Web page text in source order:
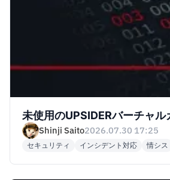
未使用のUPSIDERバーチャ
Shinji Saito2026.07.30 17:25
セキュリティ インシデント対応 情シス